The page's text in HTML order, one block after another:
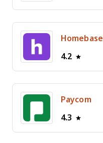
Homebase
4.2
Paycom
4.3